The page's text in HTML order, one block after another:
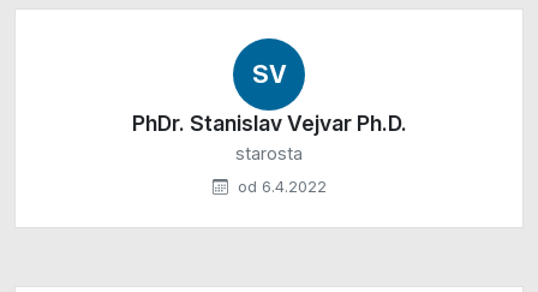
SV
PhDr. Stanislav Vejvar Ph.D.
starosta
od 6.4.2022